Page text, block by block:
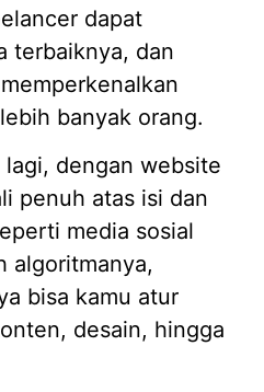
dapat
terbaiknya, dan
banyak orang.
dengan website
penuh atas isi dan
media sosial
algoritmanya,
bisa kamu atur
desain, hingga